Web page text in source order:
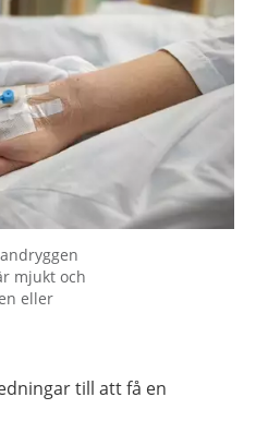
mjukt och
eller
till att få en